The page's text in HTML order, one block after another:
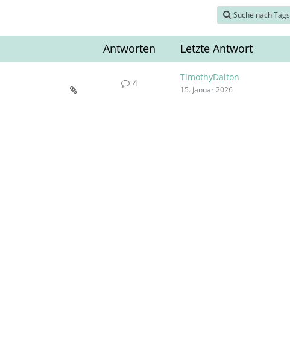
Suche nach Tags
Antworten Letzte Antwort
4
TimothyDalton
15. Januar 2026